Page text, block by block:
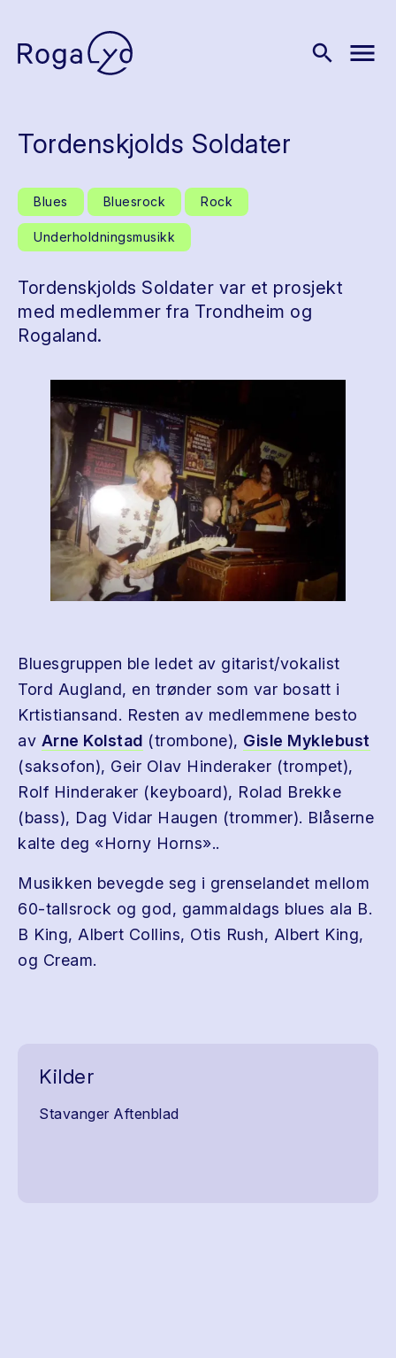
search menu
Tordenskjolds Soldater
Blues Bluesrock Rock
Underholdningsmusikk
Tordenskjolds Soldater var et prosjekt
med medlemmer fra Trondheim og
Rogaland.
Bluesgruppen ble ledet av gitarist/vokalist
Tord Augland, en trønder som var bosatt i
Krtistiansand. Resten av medlemmene besto
av Arne Kolstad (trombone), Gisle Myklebust
(saksofon), Geir Olav Hinderaker (trompet),
Rolf Hinderaker (keyboard), Rolad Brekke
(bass), Dag Vidar Haugen (trommer). Blåserne
kalte deg «Horny Horns»..
Musikken bevegde seg i grenselandet mellom
60-tallsrock og god, gammaldags blues ala B.
B King, Albert Collins, Otis Rush, Albert King,
og Cream.
Kilder
Stavanger Aftenblad